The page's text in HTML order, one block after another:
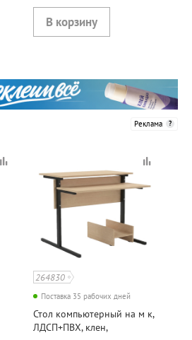
Реклама
264830
Поставка 35 рабочих дней
Стол компьютерный на м к,
ЛДСП+ПВХ, клен,